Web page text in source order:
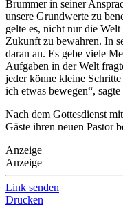
Brummer in seiner
unsere Grundwerte zu
gelte es, nicht nur die
Zukunft zu bewahren. In
daran an. Es gebe viele
Aufgaben in der Welt
jeder könne kleine
ich etwas bewegen“,
Nach dem Gottesdienst
Gäste ihren neuen Pastor
Anzeige
Anzeige
Link senden
Drucken